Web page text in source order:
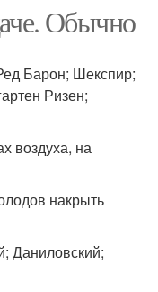
Обычно
Барон; Шекспир;
Ризен;
воздуха, на
накрыть
Даниловский;